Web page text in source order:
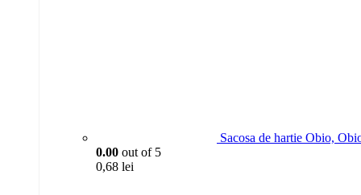
Sacosa de hartie Obio,
0.00 out of 5
0,68 lei